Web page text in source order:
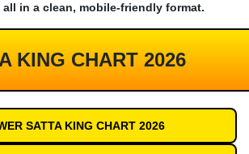
in a clean, mobile-friendly format.
KING CHART 2026
SATTA KING CHART 2026